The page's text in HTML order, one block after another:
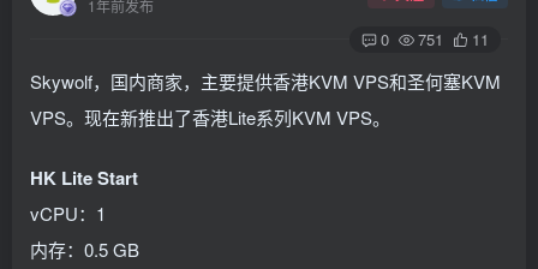
1年前发布
0 751 11
Skywolf，国内商家，主要提供香港KVM VPS和圣何塞KVM
VPS。现在新推出了香港Lite系列KVM VPS。
HK Lite Start
vCPU：1
内存：0.5 GB